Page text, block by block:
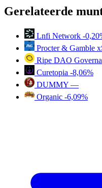
Gerelateerde
Lnfi Network -
Procter & Gamble
Ripe DAO
Curetopia -8,06%
DUMMY —
Organic -6,09%